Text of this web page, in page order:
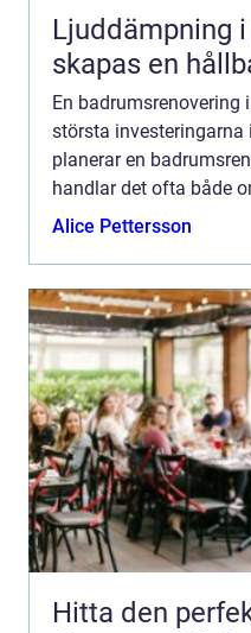
Ljuddämpning i
skapas en
En badrumsrenovering
största investeringarna
planerar en
handlar det ofta både
problem och att höja
Alice Pettersson
Hitta den